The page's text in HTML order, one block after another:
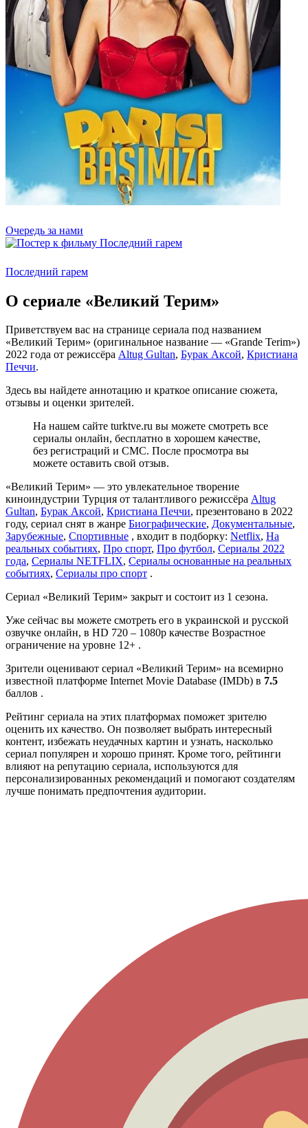
Очередь за нами
Последний гарем
О сериале «Великий Терим»
Приветствуем вас на странице сериала под названием
«Великий Терим» (оригинальное название — «Grande Terim»)
2022 года от режиссёра Altug Gultan, Бурак Аксой, Кристиана
Печчи.
Здесь вы найдете аннотацию и краткое описание сюжета,
отзывы и оценки зрителей.
На нашем сайте turktve.ru вы можете смотреть все
сериалы онлайн, бесплатно в хорошем качестве,
без регистраций и СМС. После просмотра вы
можете оставить свой отзыв.
«Великий Терим» — это увлекательное творение
киноиндустрии Турция от талантливого режиссёра Altug
Gultan, Бурак Аксой, Кристиана Печчи, презентовано в 2022
году, сериал снят в жанре Биографические, Документальные,
Зарубежные, Спортивные , входит в подборку: Netflix, На
реальных событиях, Про спорт, Про футбол, Сериалы 2022
года, Сериалы NETFLIX, Сериалы основанные на реальных
событиях, Сериалы про спорт .
Сериал «Великий Терим» закрыт и состоит из 1 сезона.
Уже сейчас вы можете смотреть его в украинской и русской
озвучке онлайн, в HD 720 – 1080p качестве Возрастное
ограничение на уровне 12+ .
Зрители оценивают сериал «Великий Терим» на всемирно
известной платформе Internet Movie Database (IMDb) в 7.5
баллов .
Рейтинг сериала на этих платформах поможет зрителю
оценить их качество. Он позволяет выбрать интересный
контент, избежать неудачных картин и узнать, насколько
сериал популярен и хорошо принят. Кроме того, рейтинги
влияют на репутацию сериала, используются для
персонализированных рекомендаций и помогают создателям
лучше понимать предпочтения аудитории.